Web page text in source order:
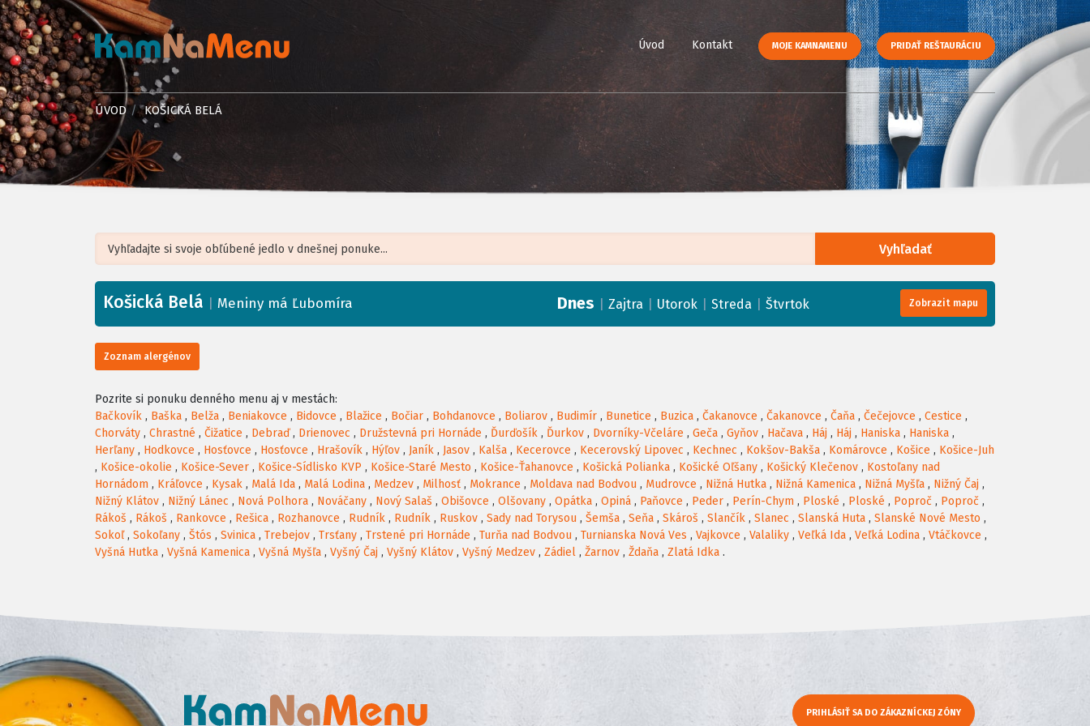
Úvod Kontakt MOJE KAMNAMENU PRIDAŤ REŠTAURÁCIU
ÚVOD KOŠICKÁ BELÁ
Vyhľadať
+
−
Košická Belá Meniny má Ľubomíra Dnes Zajtra Utorok Streda Štvrtok Zobrazit mapu
Zoznam alergénov
Pozrite si ponuku denného menu aj v mestách:
Bačkovík , Baška , Belža , Beniakovce , Bidovce , Blažice , Bočiar , Bohdanovce , Boliarov , Budimír , Bunetice , Buzica , Čakanovce , Čakanovce , Čaňa , Čečejovce , Cestice ,
Chorváty , Chrastné , Čižatice , Debraď, Drienovec , Družstevná pri Hornáde , Ďurďošík , Ďurkov , Dvorníky-Včeláre , Geča , Gyňov , Hačava , Háj , Háj , Haniska , Haniska ,
Herľany , Hodkovce , Hosťovce , Hosťovce , Hrašovík , Hýľov , Janík , Jasov , Kalša , Kecerovce , Kecerovský Lipovec , Kechnec , Kokšov-Bakša , Komárovce , Košice , Košice-Juh
, Košice-okolie , Košice-Sever , Košice-Sídlisko KVP , Košice-Staré Mesto , Košice-Ťahanovce , Košická Polianka , Košické Oľšany , Košický Klečenov , Kostoľany nad
Hornádom , Kráľovce , Kysak , Malá Ida , Malá Lodina , Medzev , Milhosť , Mokrance , Moldava nad Bodvou , Mudrovce , Nižná Hutka , Nižná Kamenica , Nižná Myšľa , Nižný Čaj ,
Nižný Klátov , Nižný Lánec , Nová Polhora , Nováčany , Nový Salaš , Obišovce , Olšovany , Opátka , Opiná , Paňovce , Peder , Perín-Chym , Ploské , Ploské , Poproč , Poproč ,
Rákoš , Rákoš , Rankovce , Rešica , Rozhanovce , Rudník , Rudník , Ruskov , Sady nad Torysou , Šemša , Seňa , Skároš , Slančík , Slanec , Slanská Huta , Slanské Nové Mesto ,
Sokoľ, Sokoľany , Štós , Svinica , Trebejov , Trsťany , Trstené pri Hornáde , Turňa nad Bodvou , Turnianska Nová Ves , Vajkovce , Valaliky , Veľká Ida , Veľká Lodina , Vtáčkovce ,
Vyšná Hutka , Vyšná Kamenica , Vyšná Myšľa , Vyšný Čaj , Vyšný Klátov , Vyšný Medzev , Zádiel , Žarnov , Ždaňa , Zlatá Idka .
PRIHLÁSIŤ SA DO ZÁKAZNÍCKEJ ZÓNY